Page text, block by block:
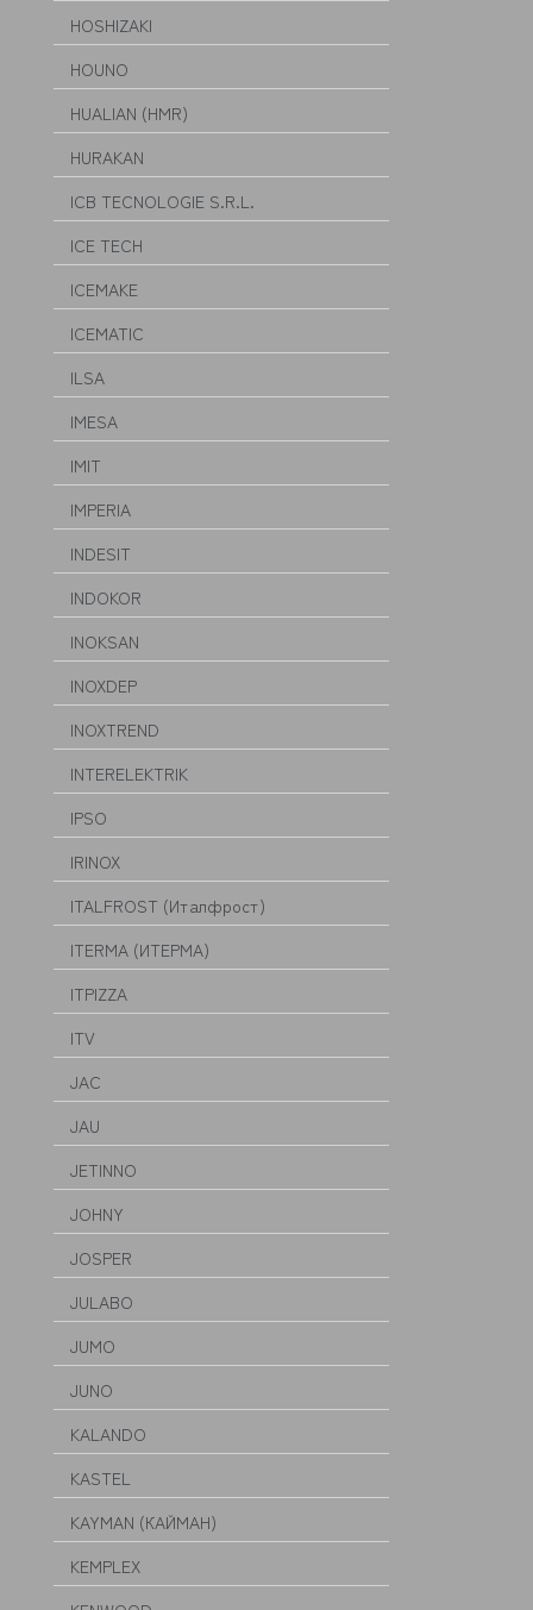
HOSHIZAKI
HOUNO
HUALIAN (HMR)
HURAKAN
ICB TECNOLOGIE S.R.L.
ICE TECH
ICEMAKE
ICEMATIC
ILSA
IMESA
IMIT
IMPERIA
INDESIT
INDOKOR
INOKSAN
INOXDEP
INOXTREND
INTERELEKTRIK
IPSO
IRINOX
ITALFROST (Италфрост)
ITERMA (ИТЕРМА)
ITPIZZA
ITV
JAC
JAU
JETINNO
JOHNY
JOSPER
JULABO
JUMO
JUNO
KALANDO
KASTEL
KAYMAN (КАЙМАН)
KEMPLEX